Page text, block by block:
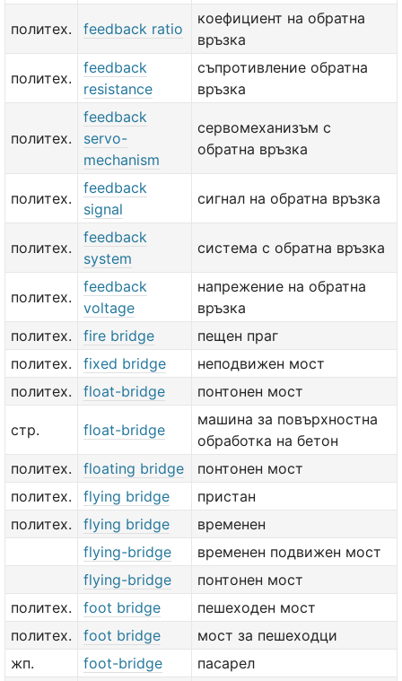
политех. feedback ratio
коефициент на обратна
връзка
политех.
feedback
resistance
съпротивление обратна
връзка
политех.
feedback
servo-
mechanism
сервомеханизъм с
обратна връзка
политех.
feedback
signal
сигнал на обратна връзка
политех.
feedback
system
система с обратна връзка
политех.
feedback
voltage
напрежение на обратна
връзка
политех.
fire bridge
пещен праг
политех.
fixed bridge
неподвижен мост
политех.
float-bridge понтонен мост
стр. float-bridge
машина за повърхностна
обработка на бетон
политех.
floating bridge
понтонен мост
политех.
flying bridge
пристан
политех.
flying bridge
временен
flying-bridge
временен подвижен мост
flying-bridge
понтонен мост
политех.
foot bridge
пешеходен мост
политех.
foot bridge
мост за пешеходци
жп.
foot-bridge пасарел